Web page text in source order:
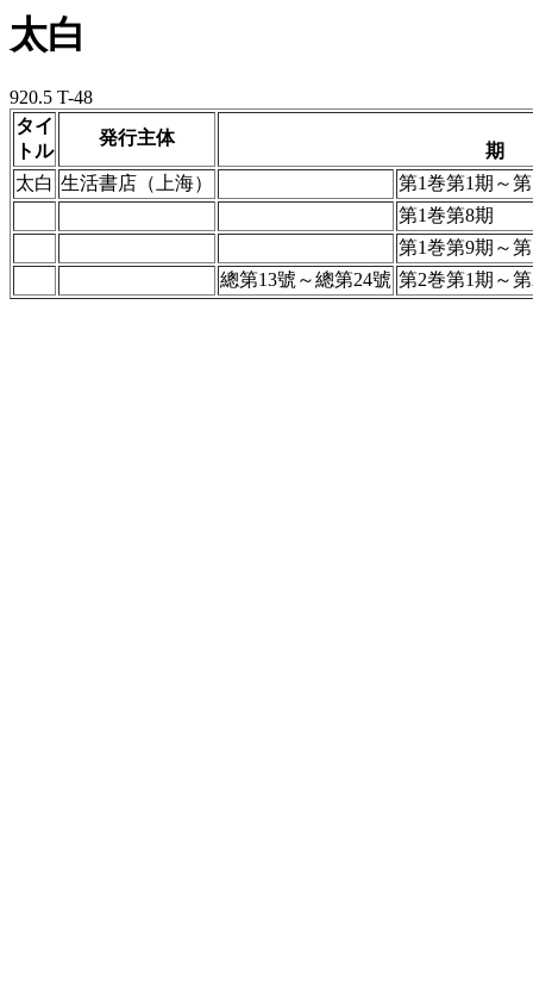
太白
920.5 T-48
タイ
トル
発行主体
期
太白 生活書店（上海）
第1巻第1期～
第1巻第8期
第1巻第9期～
總第13號～總第24號 第2巻第1期～